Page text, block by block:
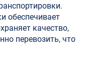
обеспечивает
качество,
перевозить, что